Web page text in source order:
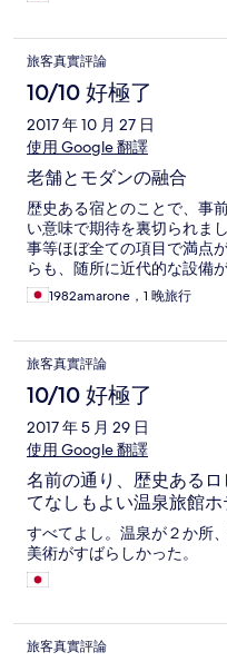
旅客真實評論
10/10 好極了
2017 年 10 月 27 日
使用 Google 翻譯
老舗とモダンの融合
歴史ある宿とのことで、事
い意味で期待を裏切られま
事等ほぼ全ての項目で満点
らも、随所に近代的な設備
1982amarone，1 晚旅行
旅客真實評論
10/10 好極了
2017 年 5 月 29 日
使用 Google 翻譯
名前の通り、歴史ある
てなしもよい温泉旅館ホ
すべてよし。温泉が２か所
美術がすばらしかった。
旅客真實評論